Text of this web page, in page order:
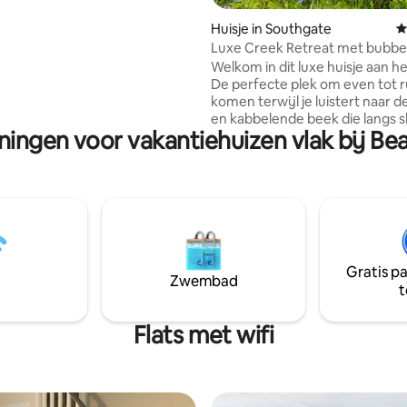
Licence #STA-2021-30-H
Huisje in Southgate
Luxe Creek Retreat met
Welkom in dit luxe huisje aan
De perfecte plek om even tot
komen terwijl je luistert naar
en kabbelende beek die langs
een paar meter afstand
op zoek bent naar privacy en
propaan open haard binnen,
buiten, vloerverwarming en
Volledig uitgeruste keuken,
slaapkamers met matrassen
hotelkwaliteit en een
uitstraalt.
voor vakantiehuizen vlak bij
Zwembad
Gratis
Flats met wifi